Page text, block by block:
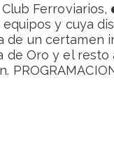
Ferroviarios,
y cuya
de un certamen
de Oro y el